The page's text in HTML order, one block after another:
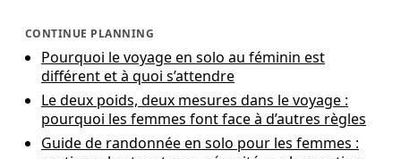
CONTINUE PLANNING
Pourquoi le voyage en solo au féminin est
différent et à quoi s’attendre
Le deux poids, deux mesures dans le voyage :
pourquoi les femmes font face à d’autres règles
Guide de randonnée en solo pour les femmes :